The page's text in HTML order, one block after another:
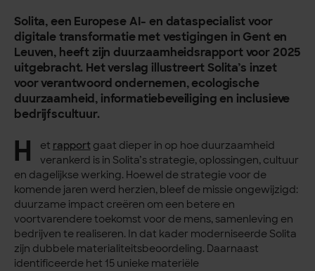
Solita, een Europese AI- en dataspecialist voor
digitale transformatie met vestigingen in Gent en
Leuven, heeft zijn duurzaamheidsrapport voor 2025
uitgebracht. Het verslag illustreert Solita’s inzet
voor verantwoord ondernemen, ecologische
duurzaamheid, informatiebeveiliging en inclusieve
bedrijfscultuur.
H et rapportgaat dieper in op hoe duurzaamheid
verankerd is in Solita’s strategie, oplossingen, cultuur
en dagelijkse werking. Hoewel de strategie voor de
komende jaren werd herzien, bleef de missie ongewijzigd:
duurzame impact creëren om een betere en
voortvarendere toekomst voor de mens, samenleving en
bedrijven te realiseren. In dat kader moderniseerde Solita
zijn dubbele materialiteitsbeoordeling. Daarnaast
identificeerde het 15 unieke materiële